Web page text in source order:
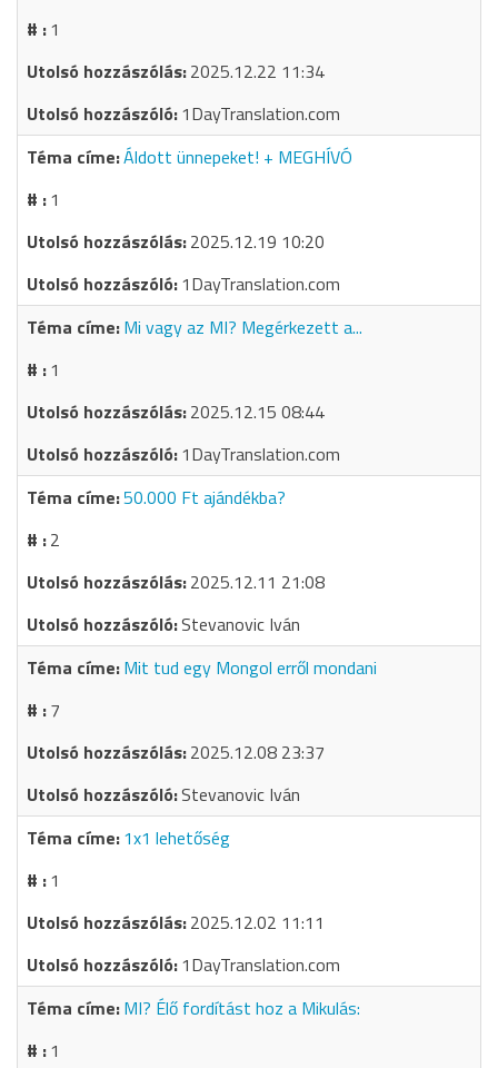
1
2025.12.22 11:34
1DayTranslation.com
Áldott ünnepeket! + MEGHÍVÓ
1
2025.12.19 10:20
1DayTranslation.com
Mi vagy az MI? Megérkezett a...
1
2025.12.15 08:44
1DayTranslation.com
50.000 Ft ajándékba?
2
2025.12.11 21:08
Stevanovic Iván
Mit tud egy Mongol erről mondani
7
2025.12.08 23:37
Stevanovic Iván
1x1 lehetőség
1
2025.12.02 11:11
1DayTranslation.com
MI? Élő fordítást hoz a Mikulás:
1